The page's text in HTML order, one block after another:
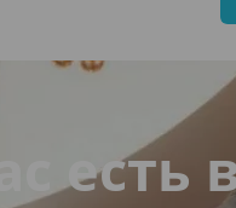
есть